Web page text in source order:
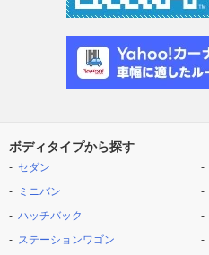
ボディタイプから探す
セダン
ミニバン
ハッチバック
ステーションワゴン